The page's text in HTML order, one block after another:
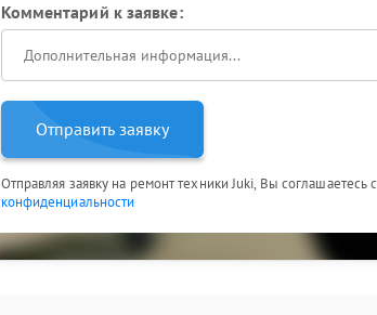
Комментарий к заявке:
Отправить заявку
Отправляя заявку на ремонт техники Juki, Вы соглашаетесь с
конфиденциальности